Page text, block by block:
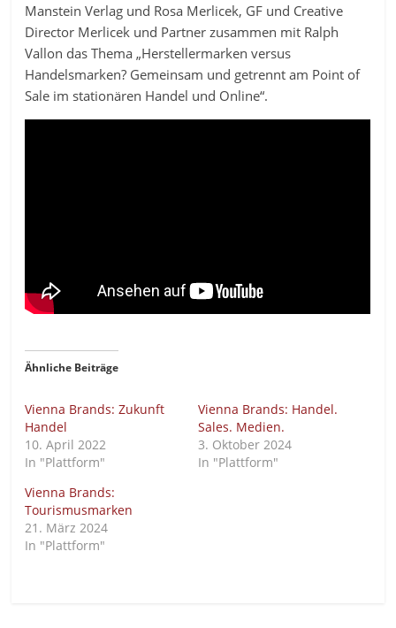
Manstein Verlag und Rosa Merlicek, GF und Creative
Director Merlicek und Partner zusammen mit Ralph
Vallon das Thema „Herstellermarken versus
Handelsmarken? Gemeinsam und getrennt am Point of
Sale im stationären Handel und Online“.
Ähnliche Beiträge
Vienna Brands: Zukunft
Handel
10. April 2022
In "Plattform"
Vienna Brands: Handel.
Sales. Medien.
3. Oktober 2024
In "Plattform"
Vienna Brands:
Tourismusmarken
21. März 2024
In "Plattform"